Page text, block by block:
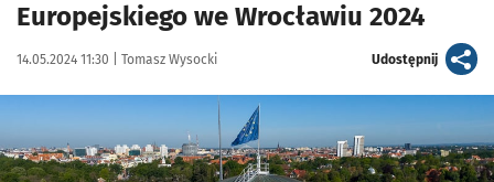
Europejskiego we Wrocławiu 2024
Data publikacji:
14.05.2024 11:30 | Autor:
Tomasz Wysocki Udostępnijartykuł
Kliknij, aby powiększyć